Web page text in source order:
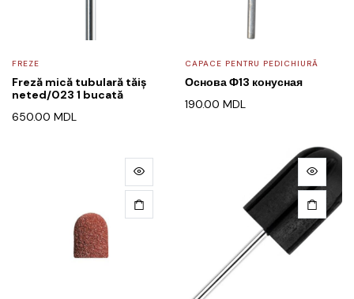
FREZE
Freză mică tubulară tăiș
neted/023 1 bucată
650.00 MDL
CAPACE PENTRU PEDICHIURĂ
Основа Ф13 конусная
190.00 MDL